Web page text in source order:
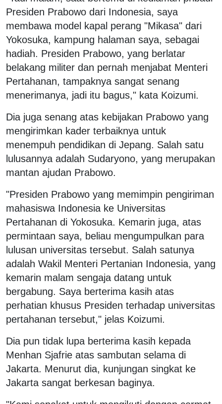
Presiden Prabowo dari Indonesia, saya
membawa model kapal perang "Mikasa" dari
Yokosuka, kampung halaman saya, sebagai
hadiah. Presiden Prabowo, yang berlatar
belakang militer dan pernah menjabat Menteri
Pertahanan, tampaknya sangat senang
menerimanya, jadi itu bagus," kata Koizumi.
Dia juga senang atas kebijakan Prabowo yang
mengirimkan kader terbaiknya untuk
menempuh pendidikan di Jepang. Salah satu
lulusannya adalah Sudaryono, yang merupakan
mantan ajudan Prabowo.
"Presiden Prabowo yang memimpin pengiriman
mahasiswa Indonesia ke Universitas
Pertahanan di Yokosuka. Kemarin juga, atas
permintaan saya, beliau mengumpulkan para
lulusan universitas tersebut. Salah satunya
adalah Wakil Menteri Pertanian Indonesia, yang
kemarin malam sengaja datang untuk
bergabung. Saya berterima kasih atas
perhatian khusus Presiden terhadap universitas
pertahanan tersebut," jelas Koizumi.
Dia pun tidak lupa berterima kasih kepada
Menhan Sjafrie atas sambutan selama di
Jakarta. Menurut dia, kunjungan singkat ke
Jakarta sangat berkesan baginya.